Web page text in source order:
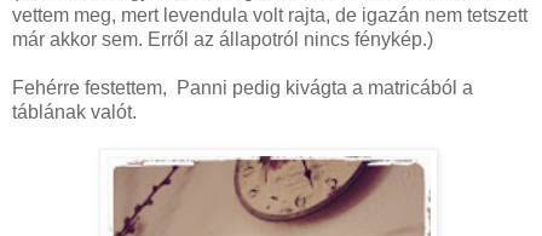
vettem meg, mert levendula volt rajta, de igazán nem tetszett
már akkor sem. Erről az állapotról nincs fénykép.)
Fehérre festettem, Panni pedig kivágta a matricából a
táblának valót.